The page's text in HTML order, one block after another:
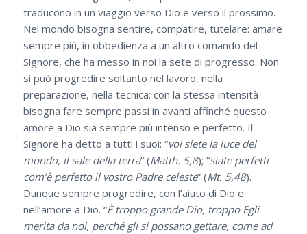
traducono in un viaggio verso Dio e verso il prossimo.
Nel mondo bisogna sentire, compatire, tutelare: amare
sempre più, in obbedienza a un altro comando del
Signore, che ha messo in noi la sete di progresso. Non
si può progredire soltanto nel lavoro, nella
preparazione, nella tecnica; con la stessa intensità
bisogna fare sempre passi in avanti affinché questo
amore a Dio sia sempre più intenso e perfetto. Il
Signore ha detto a tutti i suoi: “voi siete la luce del
mondo, il sale della terra” (Matth. 5,8); “siate perfetti
com’è perfetto il vostro Padre celeste” (Mt. 5,48).
Dunque sempre progredire, con l’aiuto di Dio e
nell’amore a Dio. “È troppo grande Dio, troppo Egli
merita da noi, perché gli si possano gettare, come ad